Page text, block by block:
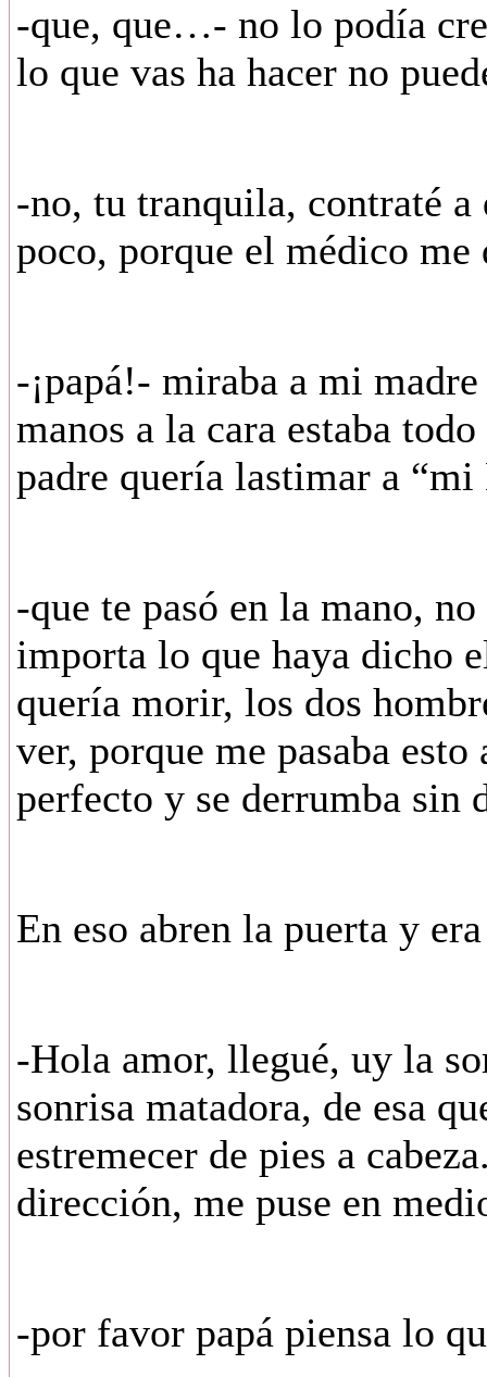
-que, que…- no lo podía
lo que vas ha hacer no
-no, tu tranquila, contraté a
poco, porque el médico
-¡papá!- miraba a mi
manos a la cara estaba
padre quería lastimar a “mi
-que te pasó en la mano,
importa lo que haya dicho
quería morir, los dos
ver, porque me pasaba
perfecto y se derrumba sin
En eso abren la puerta y
-Hola amor, llegué, uy la
sonrisa matadora, de esa
estremecer de pies a
dirección, me puse en
-por favor papá piensa lo